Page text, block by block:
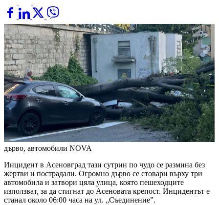
дърво, автомобили NOVA
Инцидент в Асеновград тази сутрин по чудо се размина без
жертви и пострадали. Огромно дърво се стовари върху три
автомобила и затвори цяла улица, която пешеходците
използват, за да стигнат до Асеновата крепост. Инцидентът е
станал около 06:00 часа на ул. „Съединение”.